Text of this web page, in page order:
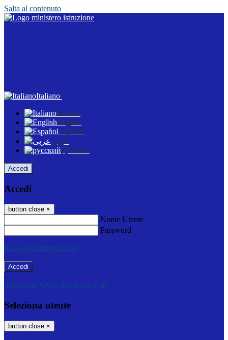
Salta al contenuto
Italiano
Italiano
English
Español
عربى
русский
Accedi
Accedi
button close ×
Nome Utente
Password
Password dimenticata?
-
Entra con SPID Entra con CIE
Seleziona utente
button close ×